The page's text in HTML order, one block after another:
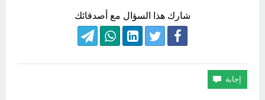
شارك هذا السؤال مع أصدقائك